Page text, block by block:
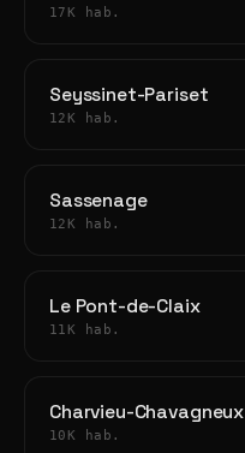
17K hab.
Seyssinet-Pariset
12K hab.
Sassenage
12K hab.
Le Pont-de-Claix
11K hab.
Charvieu-Chavagneux
10K hab.